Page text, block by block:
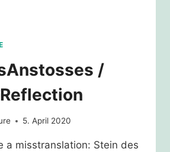
/
5. April 2020
a misstranslation: Stein des